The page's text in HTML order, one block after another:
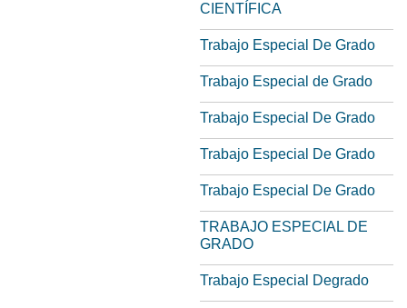
CIENTÍFICA
Trabajo Especial De Grado
Trabajo Especial de Grado
Trabajo Especial De Grado
Trabajo Especial De Grado
Trabajo Especial De Grado
TRABAJO ESPECIAL DE
GRADO
Trabajo Especial Degrado